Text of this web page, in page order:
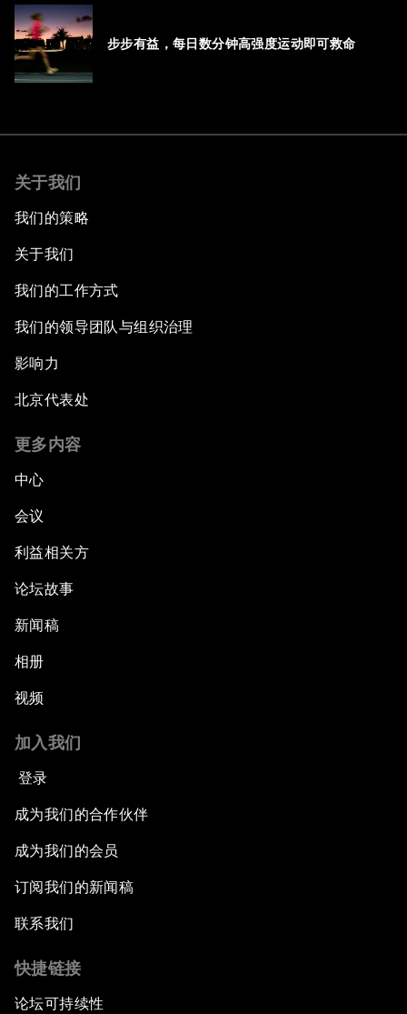
步步有益，每日数分钟高强度运动即可救命
关于我们
我们的策略
关于我们
我们的工作方式
我们的领导团队与组织治理
影响力
北京代表处
更多内容
中心
会议
利益相关方
论坛故事
新闻稿
相册
视频
加入我们
登录
成为我们的合作伙伴
成为我们的会员
订阅我们的新闻稿
联系我们
快捷链接
论坛可持续性